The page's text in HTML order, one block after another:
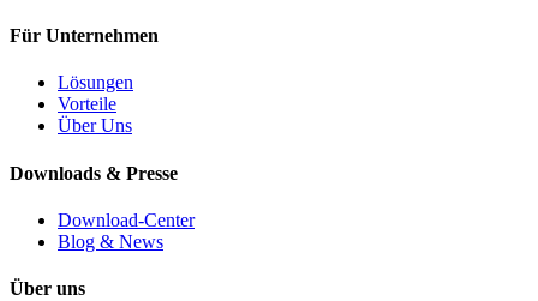
Für Unternehmen
Lösungen
Vorteile
Über Uns
Downloads & Presse
Download-Center
Blog & News
Über uns